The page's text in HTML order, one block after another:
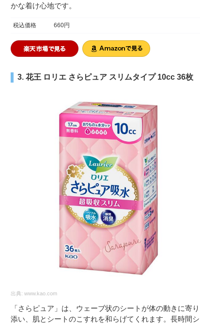
かな着け心地です。
税込価格 660円
3. 花王 ロリエ さらピュア スリムタイプ 10cc 36枚
出典:www.kao.com
「さらピュア」は、ウェーブ状のシートが体の動きに寄り
添い、肌とシートのこすれを和らげてくれます。長時間シ